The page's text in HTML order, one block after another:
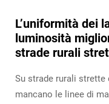
L’uniformità dei
luminosità
strade rurali
Su strade rurali
mancano le linee di